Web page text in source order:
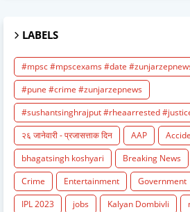
LABELS
#mpsc #mpscexams #date
#pune #crime #zunjarzepnews
#sushantsinghrajput #rheaarrested
२६ जानेवारी - प्रजासत्ताक दिन
AAP
bhagatsingh koshyari
Breaking News
Crime
Entertainment Government
IPL 2023
jobs Kalyan Dombivli